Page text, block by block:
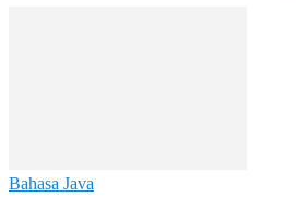
Bahasa Java